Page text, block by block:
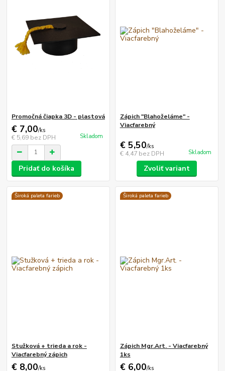
Promočná čiapka 3D - plastová
€ 7,00/ks
€ 5,69 bez DPH Skladom
Pridať do košíka
Zápich "Blahoželáme" -
Viacfarebný
€ 5,50/ks
€ 4,47 bez DPH Skladom
Zvoliť variant
Široká paleta farieb
Stužková + trieda a rok -
Viacfarebný zápich
€ 8,00/ks
Široká paleta farieb
Zápich Mgr.Art. - Viacfarebný
1ks
€ 6,00/ks